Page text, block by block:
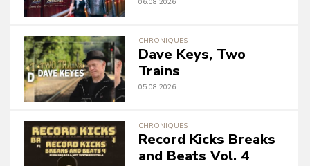
06.08.2026
CHRONIQUES
Dave Keys, Two
Trains
05.08.2026
CHRONIQUES
Record Kicks Breaks
and Beats Vol. 4